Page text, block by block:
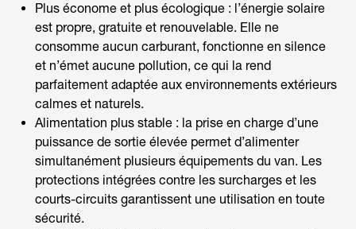
Plus économe et plus écologique : l’énergie solaire
est propre, gratuite et renouvelable. Elle ne
consomme aucun carburant, fonctionne en silence
et n’émet aucune pollution, ce qui la rend
parfaitement adaptée aux environnements extérieurs
calmes et naturels.
Alimentation plus stable : la prise en charge d’une
puissance de sortie élevée permet d’alimenter
simultanément plusieurs équipements du van. Les
protections intégrées contre les surcharges et les
courts-circuits garantissent une utilisation en toute
sécurité.